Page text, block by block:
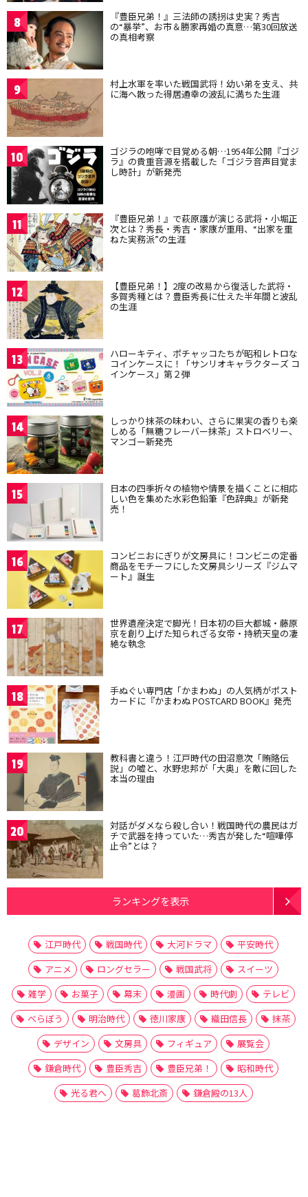
8 『豊臣兄弟！』三法師の誘拐は史実？秀吉
の“暴挙”、お市＆勝家再婚の真意…第30回放送
の真相考察
9 村上水軍を率いた戦国武将！幼い弟を支え、共
に海へ散った得居通幸の波乱に満ちた生涯
10 ゴジラの咆哮で目覚める朝…1954年公開『ゴジ
ラ』の貴重音源を搭載した「ゴジラ音声目覚ま
し時計」が新発売
11 『豊臣兄弟！』で萩原護が演じる武将・小堀正
次とは？秀長・秀吉・家康が重用、“出家を重
ねた実務派”の生涯
12 【豊臣兄弟！】2度の改易から復活した武将・
多賀秀種とは？豊臣秀長に仕えた半年間と波乱
の生涯
13 ハローキティ、ポチャッコたちが昭和レトロな
コインケースに！「サンリオキャラクターズ コ
インケース」第２弾
14 しっかり抹茶の味わい、さらに果実の香りも楽
しめる「無糖フレーバー抹茶」ストロベリー、
マンゴー新発売
15 日本の四季折々の植物や情景を描くことに相応
しい色を集めた水彩色鉛筆『色辞典』が新発
売！
16 コンビニおにぎりが文房具に！コンビニの定番
商品をモチーフにした文房具シリーズ『ジムマ
ート』誕生
17 世界遺産決定で脚光！日本初の巨大都城・藤原
京を創り上げた知られざる女帝・持統天皇の凄
絶な執念
18 手ぬぐい専門店「かまわぬ」の人気柄がポスト
カードに『かまわぬ POSTCARD BOOK』発売
19 教科書と違う！江戸時代の田沼意次「賄賂伝
説」の嘘と、水野忠邦が「大奥」を敵に回した
本当の理由
20 対話がダメなら殺し合い！戦国時代の農民はガ
チで武器を持っていた…秀吉が発した“喧嘩停
止令”とは？
ランキングを表示
江戸時代 戦国時代 大河ドラマ
平安時代
アニメ
ロングセラー 戦国武将
スイーツ
雑学
お菓子 幕末 漫画 時代劇
テレビ
べらぼう
明治時代 徳川家康 織田信長
抹茶
デザイン
文房具 フィギュア
展覧会
鎌倉時代
豊臣秀吉 豊臣兄弟！
昭和時代
光る君へ
葛飾北斎 鎌倉殿の13人